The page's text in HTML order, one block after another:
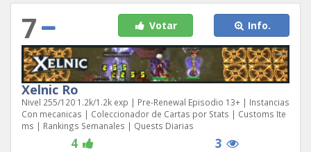
7 Votar Info.
Xelnic Ro
Nivel 255/120 1.2k/1.2k exp | Pre-Renewal Episodio 13+ | Instancias
Con mecanicas | Coleccionador de Cartas por Stats | Customs Ite
ms | Rankings Semanales | Quests Diarias
4 3